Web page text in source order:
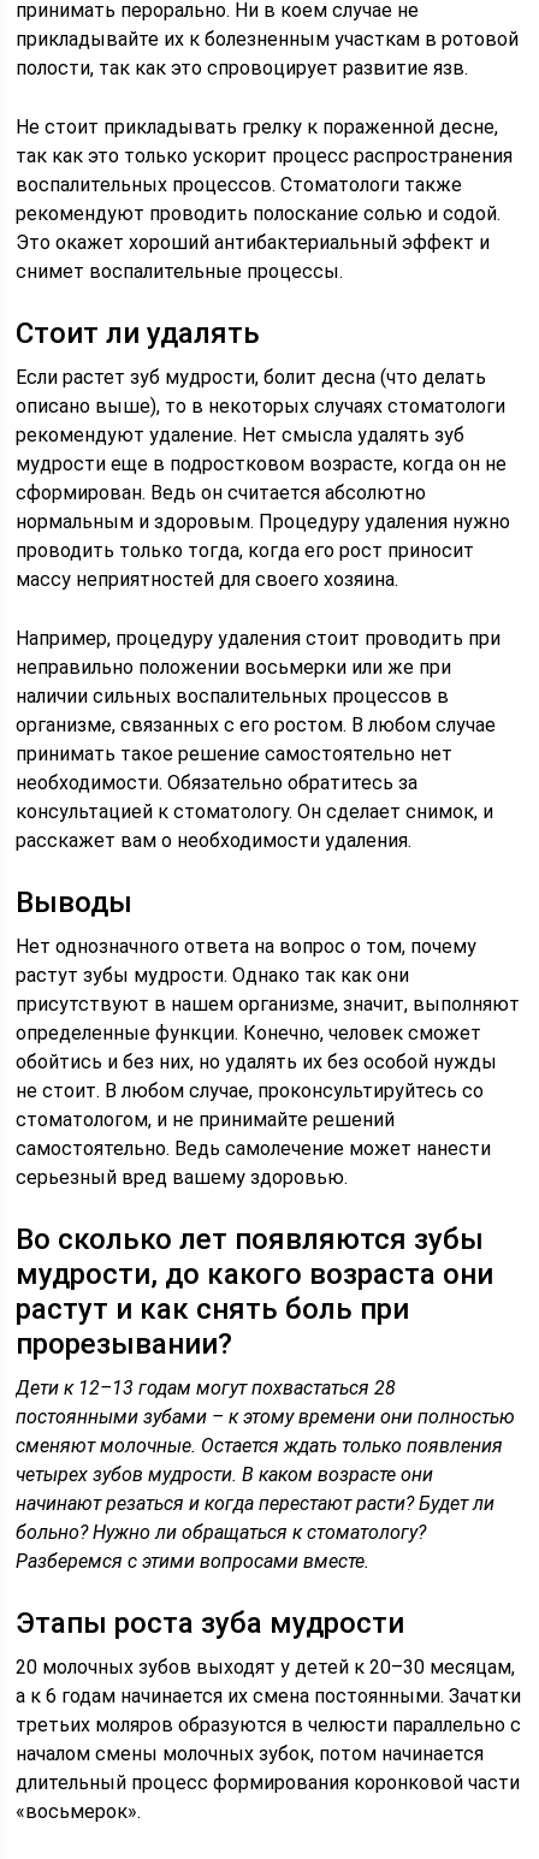
принимать перорально. Ни в коем случае не
прикладывайте их к болезненным участкам в ротовой
полости, так как это спровоцирует развитие язв.
Не стоит прикладывать грелку к пораженной десне,
так как это только ускорит процесс распространения
воспалительных процессов. Стоматологи также
рекомендуют проводить полоскание солью и содой.
Это окажет хороший антибактериальный эффект и
снимет воспалительные процессы.
Стоит ли удалять
Если растет зуб мудрости, болит десна (что делать
описано выше), то в некоторых случаях стоматологи
рекомендуют удаление. Нет смысла удалять зуб
мудрости еще в подростковом возрасте, когда он не
сформирован. Ведь он считается абсолютно
нормальным и здоровым. Процедуру удаления нужно
проводить только тогда, когда его рост приносит
массу неприятностей для своего хозяина.
Например, процедуру удаления стоит проводить при
неправильно положении восьмерки или же при
наличии сильных воспалительных процессов в
организме, связанных с его ростом. В любом случае
принимать такое решение самостоятельно нет
необходимости. Обязательно обратитесь за
консультацией к стоматологу. Он сделает снимок, и
расскажет вам о необходимости удаления.
Выводы
Нет однозначного ответа на вопрос о том, почему
растут зубы мудрости. Однако так как они
присутствуют в нашем организме, значит, выполняют
определенные функции. Конечно, человек сможет
обойтись и без них, но удалять их без особой нужды
не стоит. В любом случае, проконсультируйтесь со
стоматологом, и не принимайте решений
самостоятельно. Ведь самолечение может нанести
серьезный вред вашему здоровью.
Во сколько лет появляются зубы
мудрости, до какого возраста они
растут и как снять боль при
прорезывании?
Дети к 12–13 годам могут похвастаться 28
постоянными зубами – к этому времени они полностью
сменяют молочные. Остается ждать только появления
четырех зубов мудрости. В каком возрасте они
начинают резаться и когда перестают расти? Будет ли
больно? Нужно ли обращаться к стоматологу?
Разберемся с этими вопросами вместе.
Этапы роста зуба мудрости
20 молочных зубов выходят у детей к 20–30 месяцам,
а к 6 годам начинается их смена постоянными. Зачатки
третьих моляров образуются в челюсти параллельно с
началом смены молочных зубок, потом начинается
длительный процесс формирования коронковой части
«восьмерок».